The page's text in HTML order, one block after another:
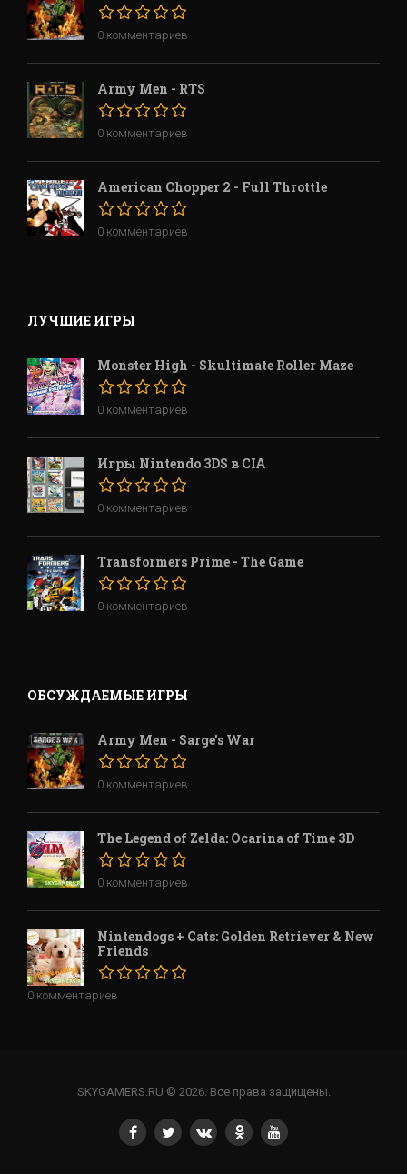
0 комментариев
Army Men - RTS
0 комментариев
American Chopper 2 - Full Throttle
0 комментариев
ЛУЧШИЕ ИГРЫ
Monster High - Skultimate Roller Maze
0 комментариев
Игры Nintendo 3DS в CIA
0 комментариев
Transformers Prime - The Game
0 комментариев
ОБСУЖДАЕМЫЕ ИГРЫ
Army Men - Sarge's War
0 комментариев
The Legend of Zelda: Ocarina of Time 3D
0 комментариев
Nintendogs + Cats: Golden Retriever & New
Friends
0 комментариев
SKYGAMERS.RU © 2026. Все права защищены.